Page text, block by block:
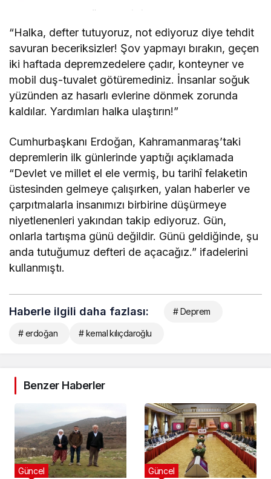
“Halka, defter tutuyoruz, not ediyoruz diye tehdit
savuran beceriksizler! Şov yapmayı bırakın, geçen
iki haftada depremzedelere çadır, konteyner ve
mobil duş-tuvalet götüremediniz. İnsanlar soğuk
yüzünden az hasarlı evlerine dönmek zorunda
kaldılar. Yardımları halka ulaştırın!”
Cumhurbaşkanı Erdoğan, Kahramanmaraş’taki
depremlerin ilk günlerinde yaptığı açıklamada
“Devlet ve millet el ele vermiş, bu tarihî felaketin
üstesinden gelmeye çalışırken, yalan haberler ve
çarpıtmalarla insanımızı birbirine düşürmeye
niyetlenenleri yakından takip ediyoruz. Gün,
onlarla tartışma günü değildir. Günü geldiğinde, şu
anda tutuğumuz defteri de açacağız.” ifadelerini
kullanmıştı.
Haberle ilgili daha fazlası: # Deprem
# erdoğan # kemal kılıçdaroğlu
Benzer Haberler
Güncel Güncel